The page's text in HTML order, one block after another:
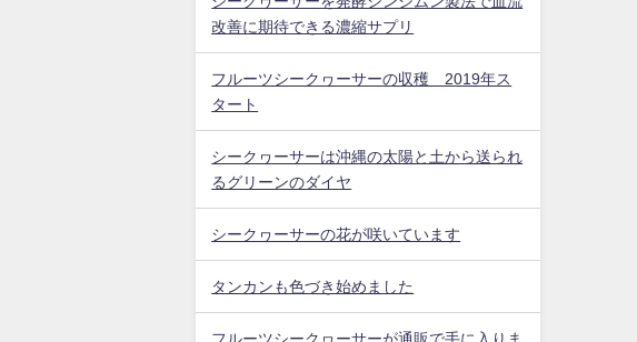
改善に期待できる濃縮サプリ
フルーツシークヮーサーの収穫 2019年ス
タート
シークヮーサーは沖縄の太陽と土から送られ
るグリーンのダイヤ
シークヮーサーの花が咲いています
タンカンも色づき始めました
フルーツシークヮーサーが通販で手に入りま